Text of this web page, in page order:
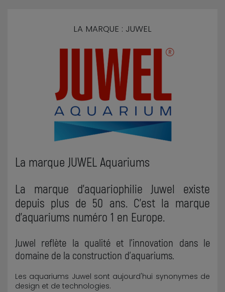
LA MARQUE : JUWEL
La marque JUWEL Aquariums
La marque d'aquariophilie Juwel existe
depuis plus de 50 ans. C'est la marque
d'aquariums numéro 1 en Europe.
Juwel reflète la qualité et l'innovation dans le
domaine de la construction d'aquariums.
Les aquariums Juwel sont aujourd'hui synonymes de
design et de technologies.